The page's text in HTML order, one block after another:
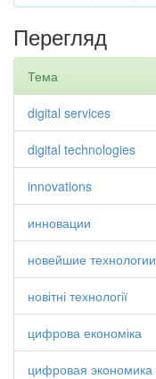
Перегляд
Тема
digital services
digital technologies
innovations
инновации
новейшие технологии
новітні технології
цифрова економіка
цифровая экономика